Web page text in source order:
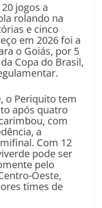
jogos a
rolando na
e cinco
em 2026 foi a
o Goiás, por 5
Copa do Brasil,
o Periquito tem
após quatro
com
a
Com 12
pode ser
pelo
Oeste,
times de